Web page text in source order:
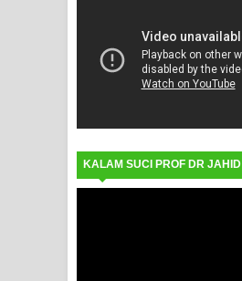
KALAM SUCI PROF DR JAHID